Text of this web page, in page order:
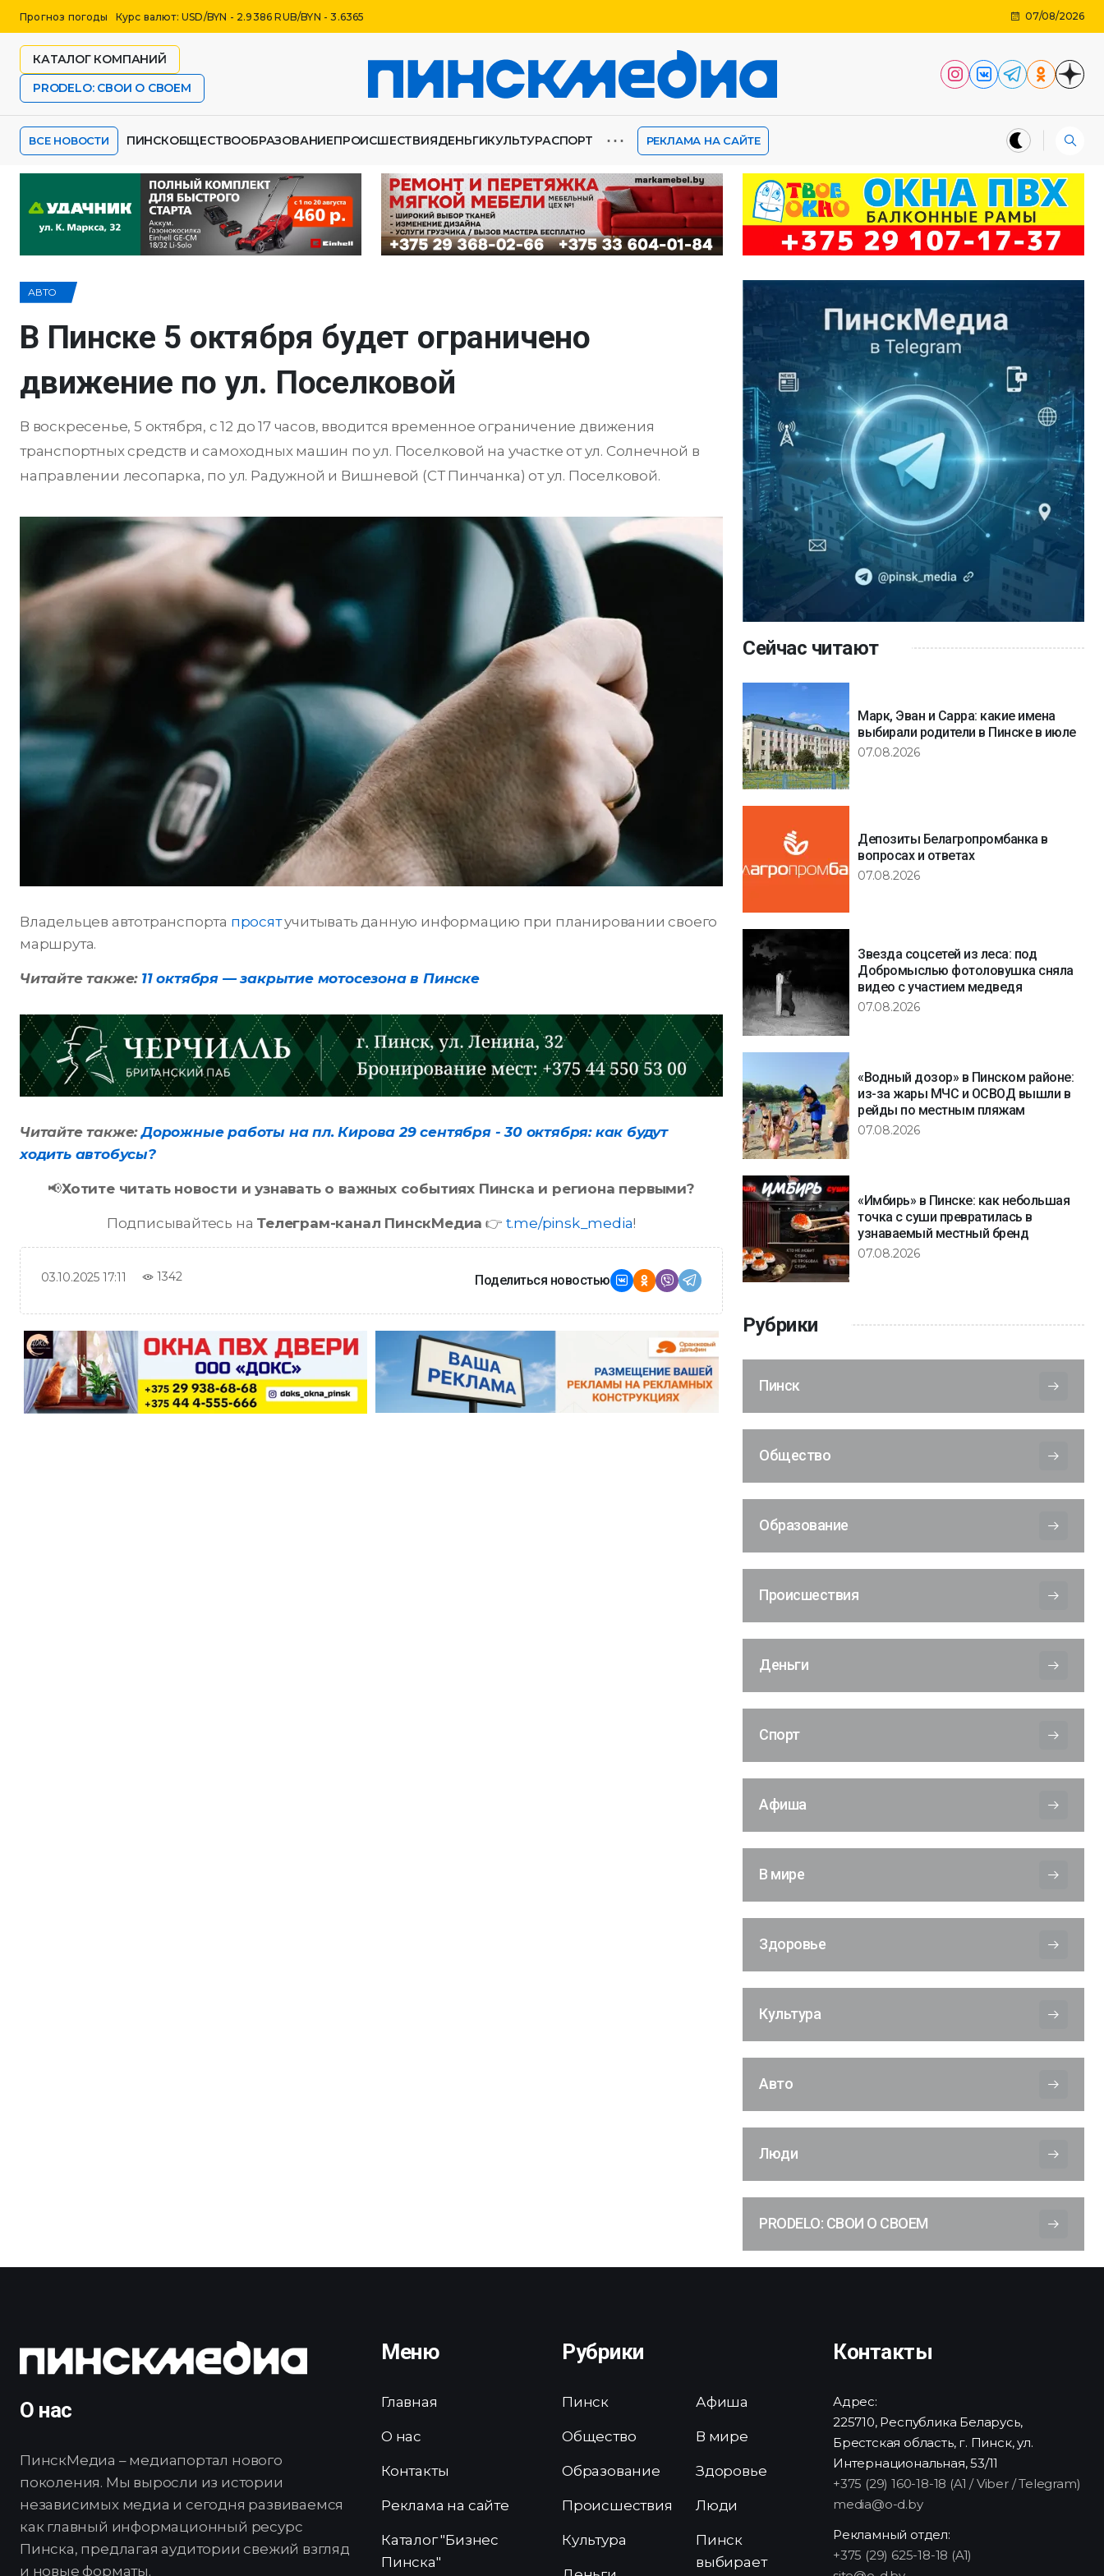
Прогноз погоды Курс валют: USD/BYN - 2.9386 RUB/BYN - 3.6365 07/08/2026
КАТАЛОГ КОМПАНИЙ
PRODELO: СВОИ О СВОЕМ
ВСЕ НОВОСТИ ПИНСКОБЩЕСТВООБРАЗОВАНИЕПРОИСШЕСТВИЯДЕНЬГИКУЛЬТУРАСПОРТ ⋯ РЕКЛАМА НА САЙТЕ
АВТО
В Пинске 5 октября будет ограничено
движение по ул. Поселковой
В воскресенье, 5 октября, с 12 до 17 часов, вводится временное ограничение движения
транспортных средств и самоходных машин по ул. Поселковой на участке от ул. Солнечной в
направлении лесопарка, по ул. Радужной и Вишневой (СТ Пинчанка) от ул. Поселковой.
Владельцев автотранспорта просятучитывать данную информацию при планировании своего
маршрута.
Читайте также: 11 октября — закрытие мотосезона в Пинске
Читайте также:Дорожные работы на пл. Кирова 29 сентября - 30 октября: как будут
ходить автобусы?
📢Хотите читать новости и узнавать о важных событиях Пинска и региона первыми?
Подписывайтесь на Телеграм-канал ПинскМедиа 👉 t.me/pinsk_media!
03.10.2025 17:11 1342 Поделиться новостью
Сейчас читают
Марк, Эван и Сарра: какие имена
выбирали родители в Пинске в июле
07.08.2026
Депозиты Белагропромбанка в
вопросах и ответах
07.08.2026
Звезда соцсетей из леса: под
Добромыслью фотоловушка сняла
видео с участием медведя
07.08.2026
«Водный дозор» в Пинском районе:
из-за жары МЧС и ОСВОД вышли в
рейды по местным пляжам
07.08.2026
«Имбирь» в Пинске: как небольшая
точка с суши превратилась в
узнаваемый местный бренд
07.08.2026
Рубрики
Пинск
Общество
Образование
Происшествия
Деньги
Спорт
Афиша
В мире
Здоровье
Культура
Авто
Люди
PRODELO: СВОИ О СВОЕМ
О нас
ПинскМедиа – медиапортал нового
поколения. Мы выросли из истории
независимых медиа и сегодня развиваемся
как главный информационный ресурс
Пинска, предлагая аудитории свежий взгляд
и новые форматы.
Меню
Главная
О нас
Контакты
Реклама на сайте
Каталог "Бизнес
Пинска"
Рубрики
Пинск
Общество
Образование
Происшествия
Культура
Афиша
В мире
Здоровье
Люди
Пинск
выбирает
Контакты
Адрес:
225710, Республика Беларусь,
Брестская область, г. Пинск, ул.
Интернациональная, 53/11
+375 (29) 160-18-18 (A1 / Viber / Telegram)
media@o-d.by
Рекламный отдел:
+375 (29) 625-18-18 (A1)